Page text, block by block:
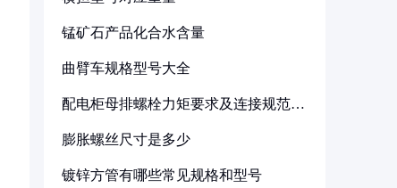
锰矿石产品化合水含量
曲臂车规格型号大全
配电柜母排螺栓力矩要求及连接规范详
膨胀螺丝尺寸是多少
镀锌方管有哪些常见规格和型号